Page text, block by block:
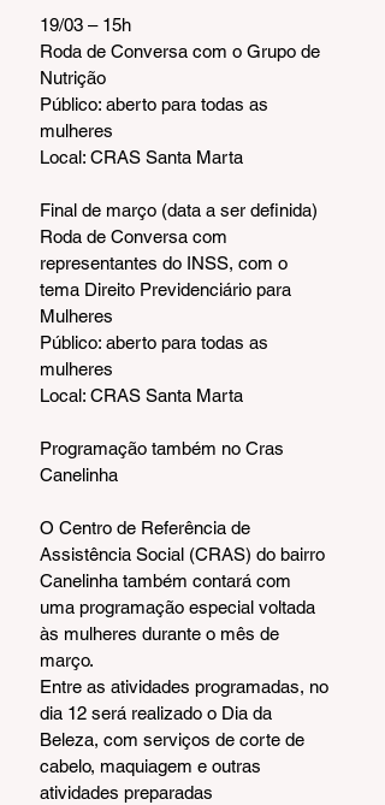
19/03 – 15h
Roda de Conversa com o Grupo de
Nutrição
Público: aberto para todas as
mulheres
Local: CRAS Santa Marta
Final de março (data a ser definida)
Roda de Conversa com
representantes do INSS, com o
tema Direito Previdenciário para
Mulheres
Público: aberto para todas as
mulheres
Local: CRAS Santa Marta
Programação também no Cras
Canelinha
O Centro de Referência de
Assistência Social (CRAS) do bairro
Canelinha também contará com
uma programação especial voltada
às mulheres durante o mês de
março.
Entre as atividades programadas, no
dia 12 será realizado o Dia da
Beleza, com serviços de corte de
cabelo, maquiagem e outras
atividades preparadas